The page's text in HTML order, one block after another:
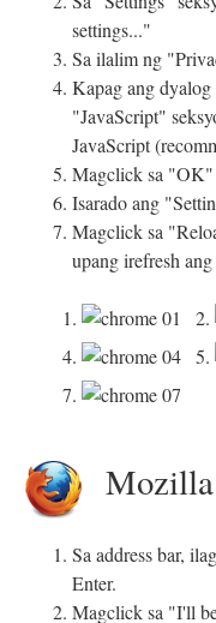
settings..."
Sa ilalim ng
Kapag ang
"JavaScript"
JavaScript
Magclick sa "OK"
Isarado ang
Magclick sa
upang irefresh
1. 2.
4.
5.
7.
Sa address bar,
Enter.
Magclick sa "I'll